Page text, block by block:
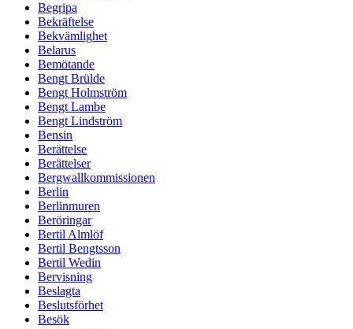
Begripa
Bekräftelse
Bekvämlighet
Belarus
Bemötande
Bengt Brülde
Bengt Holmström
Bengt Lambe
Bengt Lindström
Bensin
Berättelse
Berättelser
Bergwallkommissionen
Berlin
Berlinmuren
Beröringar
Bertil Almlöf
Bertil Bengtsson
Bertil Wedin
Bervisning
Beslagta
Beslutsförhet
Besök